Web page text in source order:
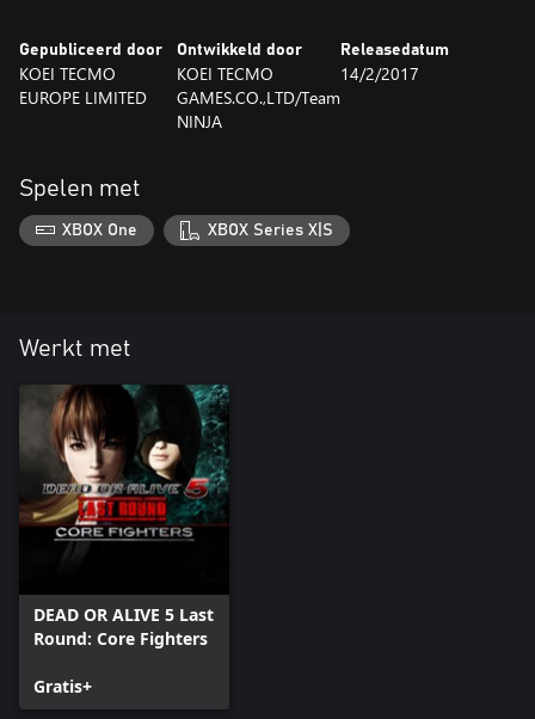
Gepubliceerd door
KOEI TECMO
EUROPE LIMITED
Ontwikkeld door
KOEI TECMO
GAMES.CO.,LTD/Team
NINJA
Releasedatum
14/2/2017
Spelen met
XBOX One XBOX Series X|S
Werkt met
DEAD OR ALIVE 5 Last
Round: Core Fighters
Gratis+